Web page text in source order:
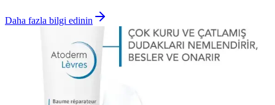
Daha fazla bilgi edinin